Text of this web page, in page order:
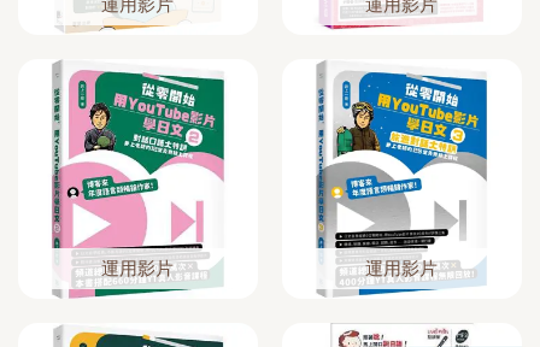
運用影片 運用影片
運用影片 運用影片